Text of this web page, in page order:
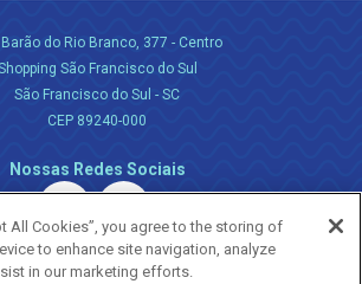
Barão do Rio Branco, 377 - Centro
São Francisco do Sul
São Francisco do Sul - SC
CEP 89240-000
Nossas Redes Sociais
All Cookies”, you agree to the storing of
to enhance site navigation, analyze
in our marketing efforts.